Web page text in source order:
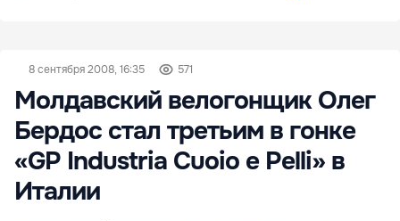
8 сентября 2008, 16:35 571
Молдавский велогонщик Олег
Бердос стал третьим в гонке
«GP Industria Cuoio e Pelli» в
Италии